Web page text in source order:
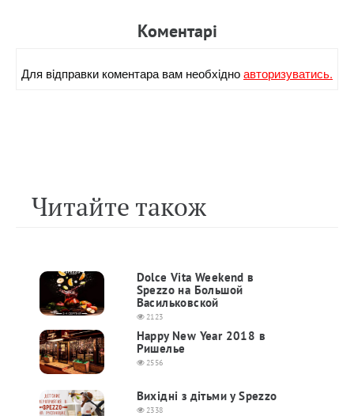
Коментарi
Для вiдправки коментара вам необхiдноавторизуватись.
Читайте також
Dolce Vita Weekend в
Spezzo на Большой
Васильковской
2123
Happy New Year 2018 в
Ришелье
2556
Вихідні з дітьми у Spezzo
2338